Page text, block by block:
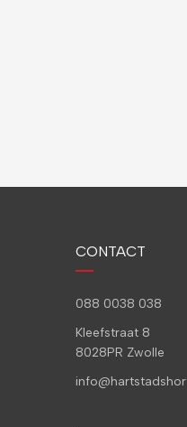
CONTACT
088 0038 038
Kleefstraat 8
8028PR Zwolle